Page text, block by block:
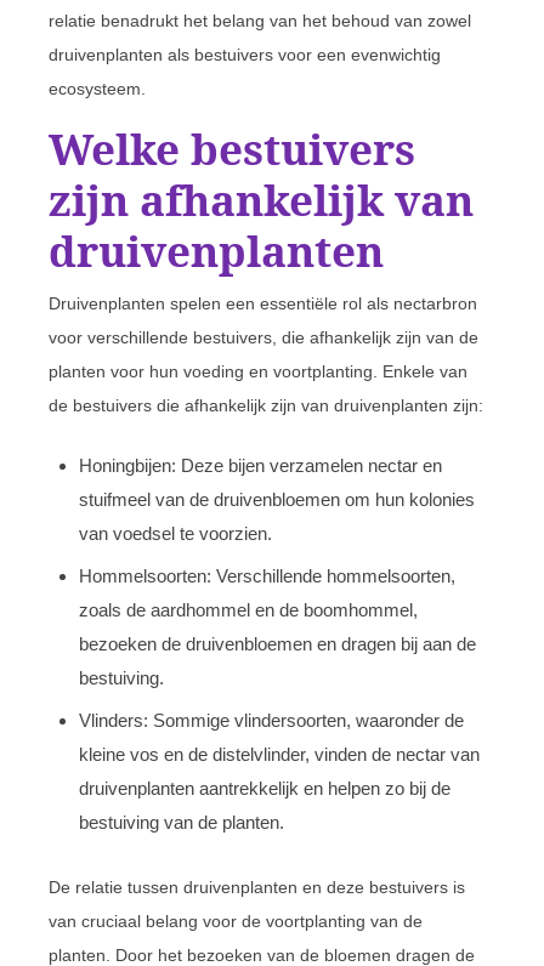
relatie benadrukt het belang van het behoud van zowel
druivenplanten als bestuivers voor een evenwichtig
ecosysteem.
Welke bestuivers
zijn afhankelijk van
druivenplanten
Druivenplanten spelen een essentiële rol als nectarbron
voor verschillende bestuivers, die afhankelijk zijn van de
planten voor hun voeding en voortplanting. Enkele van
de bestuivers die afhankelijk zijn van druivenplanten zijn:
Honingbijen: Deze bijen verzamelen nectar en
stuifmeel van de druivenbloemen om hun kolonies
van voedsel te voorzien.
Hommelsoorten: Verschillende hommelsoorten,
zoals de aardhommel en de boomhommel,
bezoeken de druivenbloemen en dragen bij aan de
bestuiving.
Vlinders: Sommige vlindersoorten, waaronder de
kleine vos en de distelvlinder, vinden de nectar van
druivenplanten aantrekkelijk en helpen zo bij de
bestuiving van de planten.
De relatie tussen druivenplanten en deze bestuivers is
van cruciaal belang voor de voortplanting van de
planten. Door het bezoeken van de bloemen dragen de